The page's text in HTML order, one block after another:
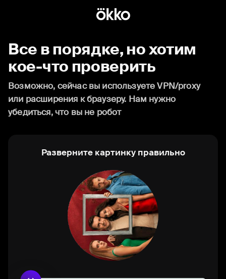
Все в порядке, но хотим
кое-что проверить
Возможно, сейчас вы используете VPN/proxy
или расширения к браузеру. Нам нужно
убедиться, что вы не робот
Разверните картинку правильно